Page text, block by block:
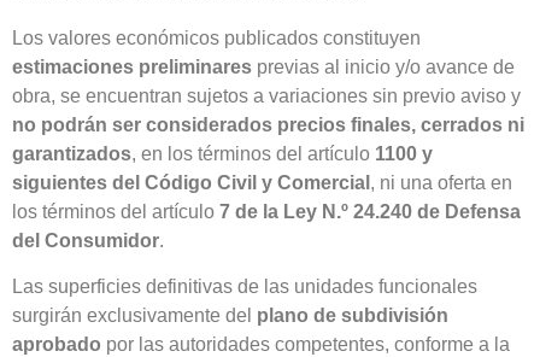
Los valores económicos publicados constituyen
estimaciones preliminares previas al inicio y/o avance de
obra, se encuentran sujetos a variaciones sin previo aviso y
no podrán ser considerados precios finales, cerrados ni
garantizados, en los términos del artículo 1100 y
siguientes del Código Civil y Comercial , ni una oferta en
los términos del artículo 7 de la Ley N.º 24.240 de Defensa
del Consumidor.
Las superficies definitivas de las unidades funcionales
surgirán exclusivamente del plano de subdivisión
aprobado por las autoridades competentes, conforme a la